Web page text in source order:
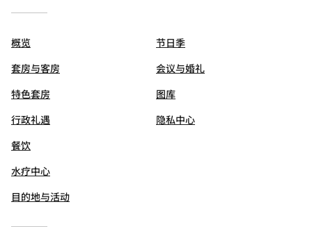
概览
套房与客房
特色套房
行政礼遇
餐饮
水疗中心
目的地与活动
节日季
会议与婚礼
图库
隐私中心